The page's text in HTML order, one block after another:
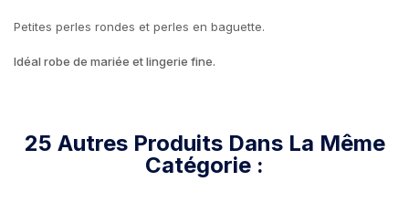
Petites perles rondes et perles en baguette.
Idéal robe de mariée et lingerie fine.
25 Autres Produits Dans La Même
Catégorie :